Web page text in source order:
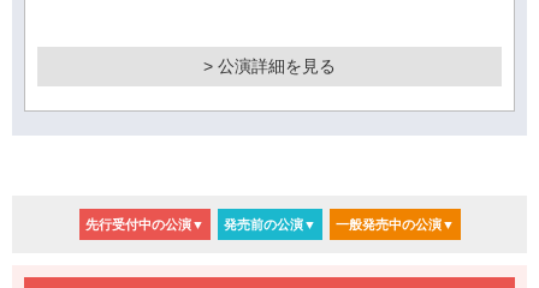
てるような君だから〜 愛知公演の情報をアップしました！
2026年7月22日
2026年7月21日
GIGGS(by Eggs)×CIRCUS×KYODO TOKAI pre. 「POP
> 公演詳細を見る
先行受付中の公演▼ 発売前の公演▼ 一般発売中の公演▼